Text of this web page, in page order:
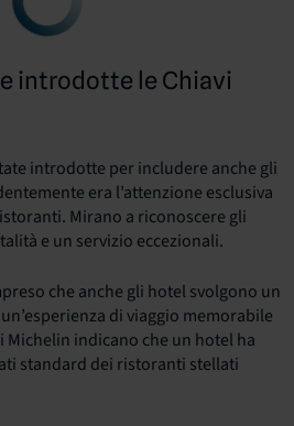
introdotte le Chiavi
introdotte per includere anche gli
era l’attenzione esclusiva
Mirano a riconoscere gli
e un servizio eccezionali.
che anche gli hotel svolgono un
di viaggio memorabile
Michelin indicano che un hotel ha
standard dei ristoranti stellati